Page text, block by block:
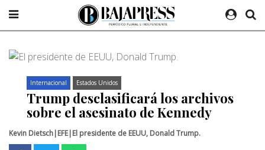
Internacional Estados Unidos
Trump desclasificará los archivos
sobre el asesinato de Kennedy
Kevin Dietsch|EFE|El presidente de EEUU, Donald Trump.